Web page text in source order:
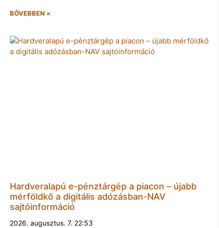
BŐVEBBEN »
Hardveralapú e-pénztárgép a piacon – újabb
mérföldkő a digitális adózásban-NAV
sajtóinformáció
2026. augusztus. 7. 22:53